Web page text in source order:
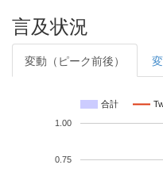
言及状況
変動（ピーク前後）
合計
0.75
1.00